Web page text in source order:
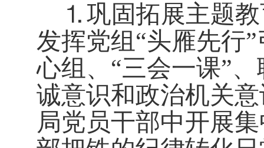
⒈巩固拓展主题
发挥党组 “头雁先行
心组、“三会一课”
诚意识和政治机关
局党员干部中开展